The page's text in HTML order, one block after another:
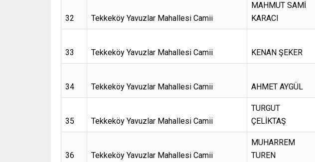
32 Tekkeköy Yavuzlar Mahallesi Camii
MAHMUT SAMİ
KARACI
33 Tekkeköy Yavuzlar Mahallesi Camii KENAN ŞEKER
34 Tekkeköy Yavuzlar Mahallesi Camii AHMET AYGÜL
35 Tekkeköy Yavuzlar Mahallesi Camii
TURGUT
ÇELİKTAŞ
36 Tekkeköy Yavuzlar Mahallesi Camii
MUHARREM
TUREN